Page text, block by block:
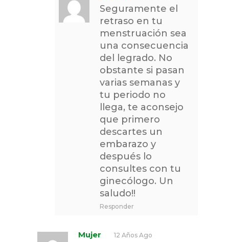
Seguramente el
retraso en tu
menstruación sea
una consecuencia
del legrado. No
obstante si pasan
varias semanas y
tu periodo no
llega, te aconsejo
que primero
descartes un
embarazo y
después lo
consultes con tu
ginecólogo. Un
saludo!!
Responder
Mujer 12 Años Ago